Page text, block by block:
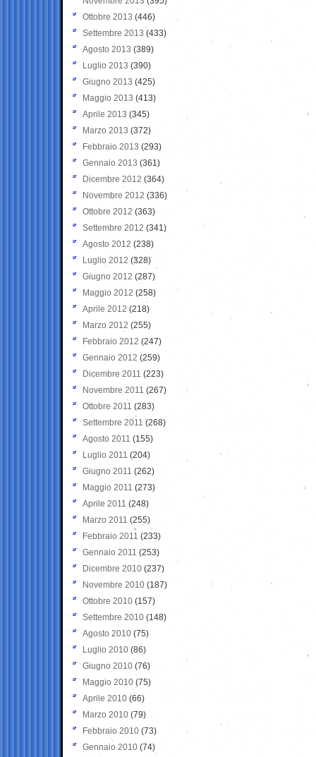
Ottobre 2013 (446)
Settembre 2013 (433)
Agosto 2013 (389)
Luglio 2013 (390)
Giugno 2013 (425)
Maggio 2013 (413)
Aprile 2013 (345)
Marzo 2013 (372)
Febbraio 2013 (293)
Gennaio 2013 (361)
Dicembre 2012 (364)
Novembre 2012 (336)
Ottobre 2012 (363)
Settembre 2012 (341)
Agosto 2012 (238)
Luglio 2012 (328)
Giugno 2012 (287)
Maggio 2012 (258)
Aprile 2012 (218)
Marzo 2012 (255)
Febbraio 2012 (247)
Gennaio 2012 (259)
Dicembre 2011 (223)
Novembre 2011 (267)
Ottobre 2011 (283)
Settembre 2011 (268)
Agosto 2011 (155)
Luglio 2011 (204)
Giugno 2011 (262)
Maggio 2011 (273)
Aprile 2011 (248)
Marzo 2011 (255)
Febbraio 2011 (233)
Gennaio 2011 (253)
Dicembre 2010 (237)
Novembre 2010 (187)
Ottobre 2010 (157)
Settembre 2010 (148)
Agosto 2010 (75)
Luglio 2010 (86)
Giugno 2010 (76)
Maggio 2010 (75)
Aprile 2010 (66)
Marzo 2010 (79)
Febbraio 2010 (73)
Gennaio 2010 (74)